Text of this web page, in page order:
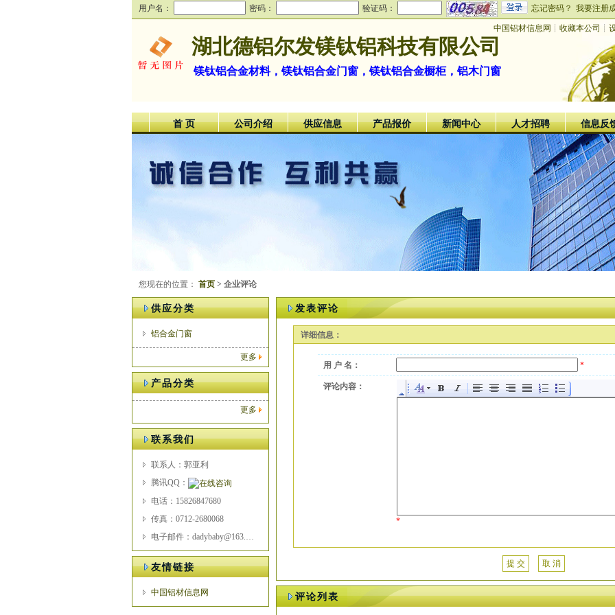
用户名： 密码： 验证码： 忘记密码？ 我要注册
中国铝材信息网 ┊ 收藏本公司 ┊
湖北德铝尔发镁钛铝科技有限公司
镁钛铝合金材料，镁钛铝合金门窗，镁钛铝合金橱柜，铝木门窗
首 页 公司介绍 供应信息 产品报价 新闻中心 人才招聘 信息反
您现在的位置： 首页 > 企业评论
供应分类
铝合金门窗
更多
产品分类
更多
联系我们
联系人：郭亚利
腾讯QQ：
电话：15826847680
传真：0712-2680068
电子邮件：dadybaby@163.com
友情链接
中国铝材信息网
发表评论
详细信息：
用 户 名： *
评论内容：
*
提 交 取 消
评论列表